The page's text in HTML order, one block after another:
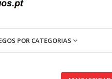
POR CATEGORIAS